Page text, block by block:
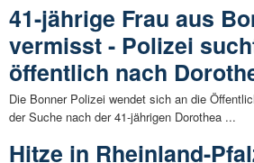
41-jährige Frau aus
vermisst - Polizei
öffentlich nach
Die Bonner Polizei wendet sich an die
der Suche nach der 41-jährigen Dorothea ...
Hitze in Rheinland-